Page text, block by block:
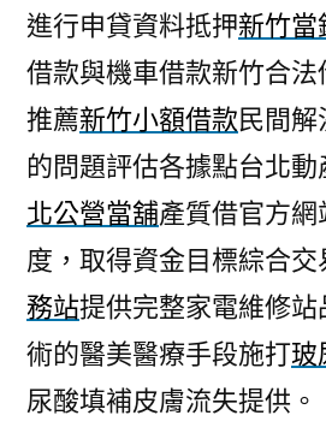
進行申貸資料抵押新竹當
借款與機車借款新竹合法
推薦新竹小額借款民間
的問題評估各據點台北動
北公營當舖產質借官方
度，取得資金目標綜合交
務站提供完整家電維修
術的醫美醫療手段施打玻
尿酸填補皮膚流失提供。